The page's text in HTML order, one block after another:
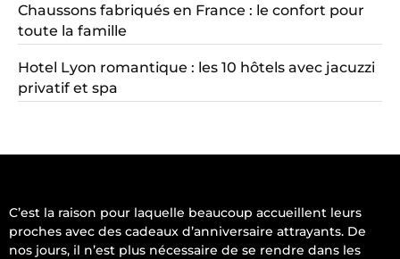
Chaussons fabriqués en France : le confort pour
toute la famille
Hotel Lyon romantique : les 10 hôtels avec jacuzzi
privatif et spa
C’est la raison pour laquelle beaucoup accueillent leurs
proches avec des cadeaux d’anniversaire attrayants. De
nos jours, il n’est plus nécessaire de se rendre dans les